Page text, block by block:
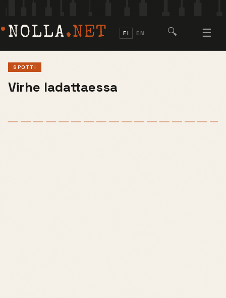
NOLLA.NET FI EN 🔍 ☰
SPOTTI
Virhe ladattaessa